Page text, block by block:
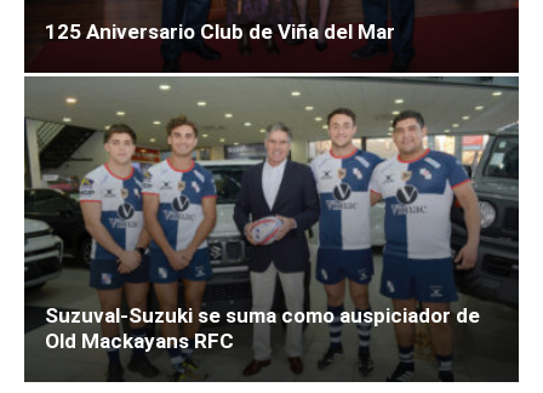
125 Aniversario Club de Viña del Mar
Suzuval-Suzuki se suma como auspiciador de
Old Mackayans RFC